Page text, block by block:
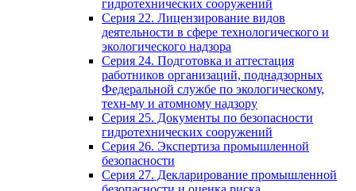
гидротехнических сооружений
Серия 22. Лицензирование видов
деятельности в сфере технологического и
экологического надзора
Серия 24. Подготовка и аттестация
работников организаций, поднадзорных
Федеральной службе по экологическому,
техн-му и атомному надзору
Серия 25. Документы по безопасности
гидротехнических сооружений
Серия 26. Экспертиза промышленной
безопасности
Серия 27. Декларирование промышленной